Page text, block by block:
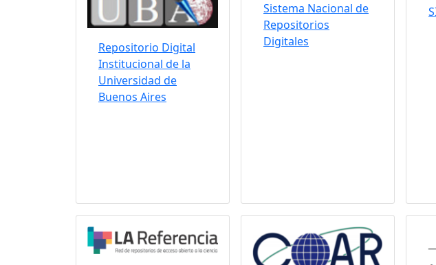
Repositorio Digital
Institucional de la
Universidad de
Buenos Aires
Sistema Nacional de
Repositorios
Digitales